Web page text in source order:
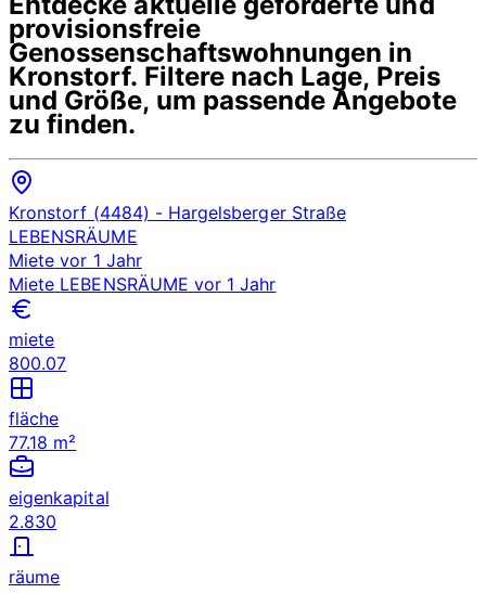
provisionsfreie
Genossenschaftswohnungen in
Kronstorf. Filtere nach Lage, Preis
und Größe, um passende Angebote
zu finden.
Kronstorf (4484) - Hargelsberger Straße
LEBENSRÄUME
Miete vor 1 Jahr
Miete LEBENSRÄUME vor 1 Jahr
miete
800.07
fläche
77.18 m²
eigenkapital
2.830
räume